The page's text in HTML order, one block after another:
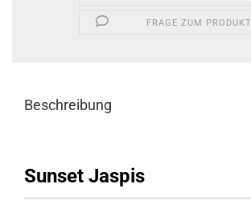
FRAGE ZUM PRODUKT
Beschreibung
Sunset Jaspis